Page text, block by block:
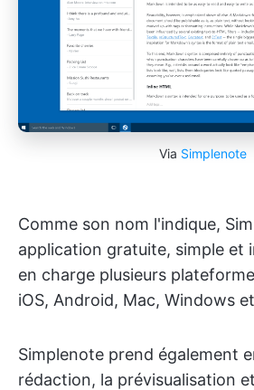
Via Simplenote
Comme son nom l'indique,
application gratuite, simple et
en charge plusieurs
iOS, Android, Mac, Windows
Simplenote prend également
rédaction, la prévisualisation